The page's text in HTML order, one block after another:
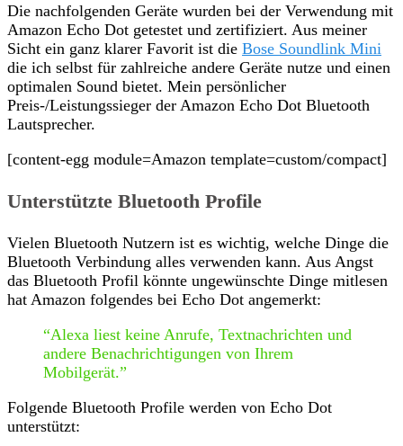
Die nachfolgenden Geräte wurden bei der Verwendung mit
Amazon Echo Dot getestet und zertifiziert. Aus meiner
Sicht ein ganz klarer Favorit ist die Bose Soundlink Mini
die ich selbst für zahlreiche andere Geräte nutze und einen
optimalen Sound bietet. Mein persönlicher
Preis-/Leistungssieger der Amazon Echo Dot Bluetooth
Lautsprecher.
[content-egg module=Amazon template=custom/compact]
Unterstützte Bluetooth Profile
Vielen Bluetooth Nutzern ist es wichtig, welche Dinge die
Bluetooth Verbindung alles verwenden kann. Aus Angst
das Bluetooth Profil könnte ungewünschte Dinge mitlesen
hat Amazon folgendes bei Echo Dot angemerkt:
“Alexa liest keine Anrufe, Textnachrichten und
andere Benachrichtigungen von Ihrem
Mobilgerät.”
Folgende Bluetooth Profile werden von Echo Dot
unterstützt: